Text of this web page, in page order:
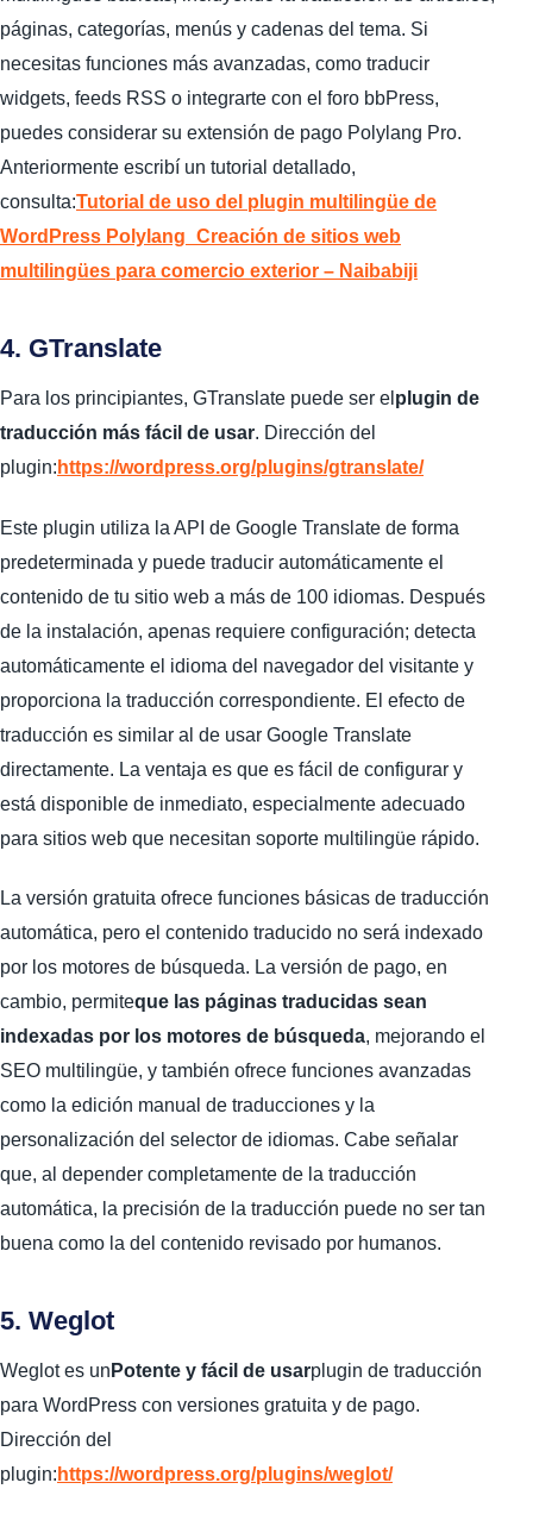
páginas, categorías, menús y cadenas del tema. Si
necesitas funciones más avanzadas, como traducir
widgets, feeds RSS o integrarte con el foro bbPress,
puedes considerar su extensión de pago Polylang Pro.
Anteriormente escribí un tutorial detallado,
consulta:Tutorial de uso del plugin multilingüe de
WordPress Polylang_Creación de sitios web
multilingües para comercio exterior – Naibabiji
4. GTranslate
Para los principiantes, GTranslate puede ser el plugin de
traducción más fácil de usar. Dirección del
plugin: https://wordpress.org/plugins/gtranslate/
Este plugin utiliza la API de Google Translate de forma
predeterminada y puede traducir automáticamente el
contenido de tu sitio web a más de 100 idiomas. Después
de la instalación, apenas requiere configuración; detecta
automáticamente el idioma del navegador del visitante y
proporciona la traducción correspondiente. El efecto de
traducción es similar al de usar Google Translate
directamente. La ventaja es que es fácil de configurar y
está disponible de inmediato, especialmente adecuado
para sitios web que necesitan soporte multilingüe rápido.
La versión gratuita ofrece funciones básicas de traducción
automática, pero el contenido traducido no será indexado
por los motores de búsqueda. La versión de pago, en
cambio, permiteque las páginas traducidas sean
indexadas por los motores de búsqueda, mejorando el
SEO multilingüe, y también ofrece funciones avanzadas
como la edición manual de traducciones y la
personalización del selector de idiomas. Cabe señalar
que, al depender completamente de la traducción
automática, la precisión de la traducción puede no ser tan
buena como la del contenido revisado por humanos.
5. Weglot
Weglot es un Potente y fácil de usarplugin de traducción
para WordPress con versiones gratuita y de pago.
Dirección del
plugin: https://wordpress.org/plugins/weglot/